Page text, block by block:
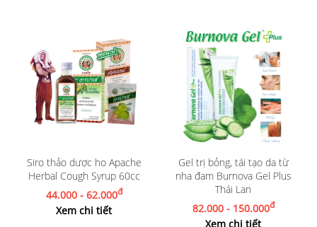
Siro thảo dược ho Apache
Herbal Cough Syrup 60cc
44.000 - 62.000đ
Xem chi tiết
Gel trị bỏng, tái tạo da từ
nha đam Burnova Gel Plus
Thái Lan
82.000 - 150.000đ
Xem chi tiết